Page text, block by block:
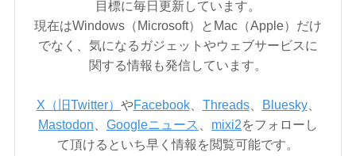
目標に毎日更新しています。
現在はWindows（Microsoft）とMac（Apple）だけ
でなく、気になるガジェットやウェブサービスに
関する情報も発信しています。
X（旧Twitter） やFacebook、 Threads、 Bluesky、
Mastodon
Googleニュース mixi2をフォローし
て頂けるといち早く情報を閲覧可能です。